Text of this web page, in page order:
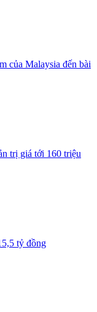
của Malaysia đến bài
trị giá tới 160 triệu
tỷ đồng